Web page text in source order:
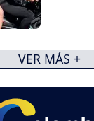
VER MÁS +